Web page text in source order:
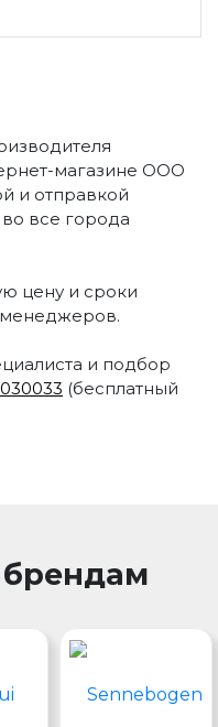
магазине ООО
и отправкой
все города
цену и сроки
менеджеров.
и подбор
(бесплатный
брендам